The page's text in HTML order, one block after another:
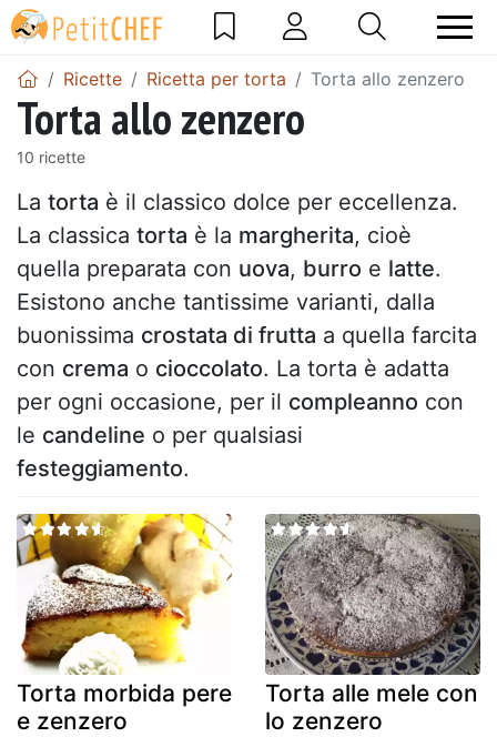
Ricette Ricetta per torta Torta allo zenzero
Torta allo zenzero
10 ricette
La torta è il classico dolce per eccellenza.
La classica torta è la margherita, cioè
quella preparata con uova, burro e latte.
Esistono anche tantissime varianti, dalla
buonissima crostata di frutta a quella farcita
con crema o cioccolato. La torta è adatta
per ogni occasione, per il compleanno con
le candeline o per qualsiasi
festeggiamento.
Torta morbida pere
e zenzero
Torta alle mele con
lo zenzero